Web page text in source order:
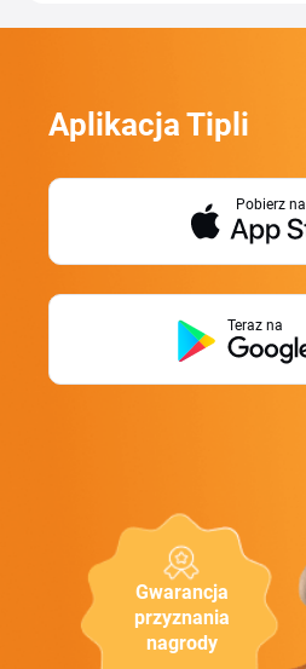
Gwarancja
przyznania
nagrody
Aplikacja Tipli
Pobierz na
Teraz na